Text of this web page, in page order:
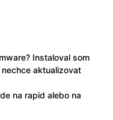
Instaloval som
aktualizovat
na rapid alebo na